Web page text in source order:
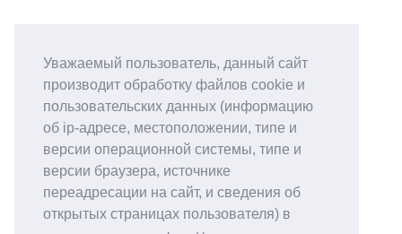
Уважаемый пользователь, данный сайт
производит обработку файлов cookie и
пользовательских данных (информацию
об ip-адресе, местоположении, типе и
версии операционной системы, типе и
версии браузера, источнике
переадресации на сайт, и сведения об
открытых страницах пользователя) в